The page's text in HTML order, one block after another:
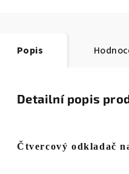
Popis
Detailní popis
Čtvercový odkladač